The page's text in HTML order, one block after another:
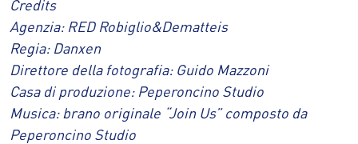
Credits
Agenzia: RED Robiglio&Dematteis
Regia: Danxen
Direttore della fotografia: Guido Mazzoni
Casa di produzione: Peperoncino Studio
Musica: brano originale “Join Us” composto da
Peperoncino Studio